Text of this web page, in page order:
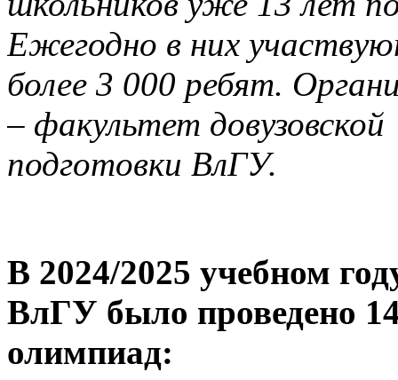
Ежегодно в них
более 3 000 ребят.
– факультет довузовской
подготовки ВлГУ.
В 2024/2025 учебном
ВлГУ было проведено
олимпиад: